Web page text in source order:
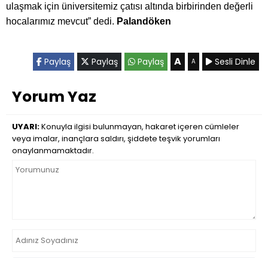
ulaşmak için üniversitemiz çatısı altında birbirinden değerli
hocalarımız mevcut” dedi. Palandöken
Paylaş Paylaş Paylaş A A Sesli Dinle
Yorum Yaz
UYARI:Konuyla ilgisi bulunmayan, hakaret içeren cümleler
veya imalar, inançlara saldırı, şiddete teşvik yorumları
onaylanmamaktadır.